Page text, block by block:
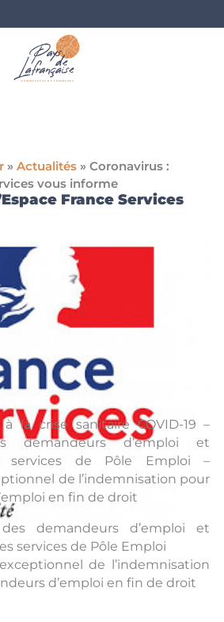
» Actualités» Coronavirus :
vous informe
France Services
la crise sanitaire COVID-19 –
demandeurs d’emploi et
services de Pôle Emploi –
de l’indemnisation pour
en fin de droit
demandeurs d’emploi et
services de Pôle Emploi
de l’indemnisation
d’emploi en fin de droit